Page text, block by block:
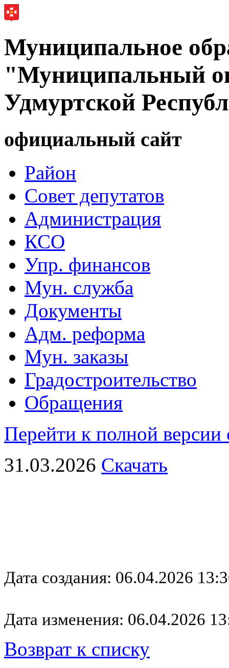
Муниципальное
"Муниципальный
Удмуртской
официальный сайт
Район
Совет депутатов
Администрация
КСО
Упр. финансов
Мун. служба
Документы
Адм. реформа
Мун. заказы
Градостроительство
Обращения
Перейти к полной версии
31.03.2026 Скачать
Дата создания: 06.04.2026
Дата изменения: 06.04.2026
Возврат к списку